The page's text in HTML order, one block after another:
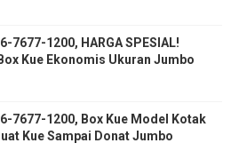
7677-1200, HARGA SPESIAL!
Kue Ekonomis Ukuran Jumbo
7677-1200, Box Kue Model Kotak
Kue Sampai Donat Jumbo